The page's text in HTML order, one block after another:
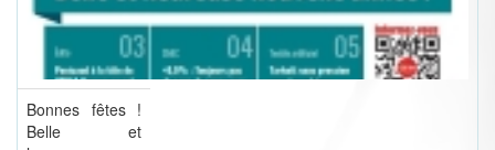
Bonnes fêtes !
Belle et